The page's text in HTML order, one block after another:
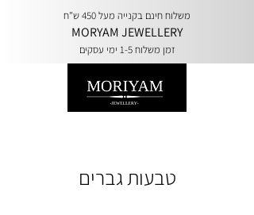
משלוח חינם בקנייה מעל 450 ש"ח
MORYAM JEWELLERY
זמן משלוח 1-5 ימי עסקים
טבעות גברים